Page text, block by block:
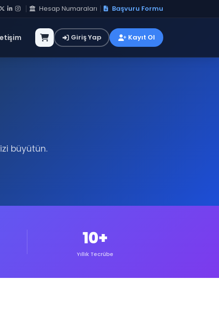
Hesap Numaraları Başvuru Formu
Giriş Yap Kayıt Ol
büyütün.
10+
Yıllık Tecrübe